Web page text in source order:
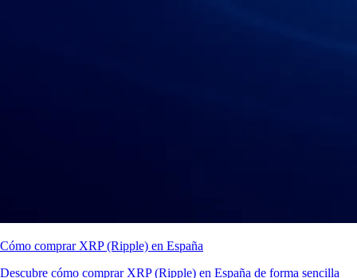
Cómo comprar XRP (Ripple) en España
Descubre cómo comprar XRP (Ripple) en España de forma sencilla